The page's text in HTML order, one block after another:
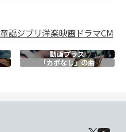
童謡ジブリ洋楽映画ドラマCM
動画プラス
「カポなし」の曲